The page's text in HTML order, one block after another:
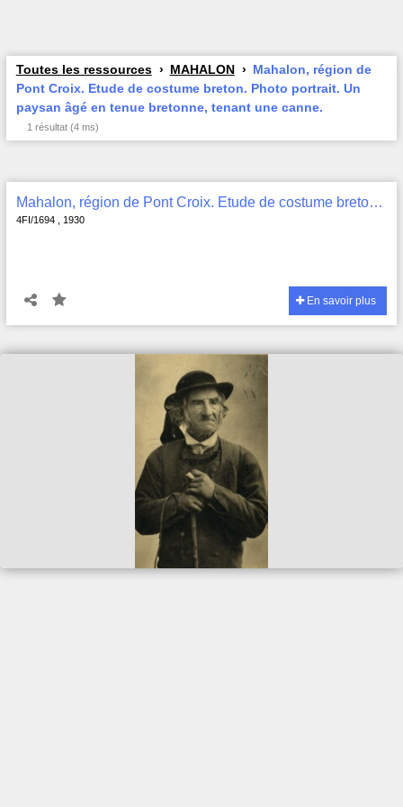
Toutes les ressources MAHALON
Mahalon, région de
Pont Croix. Etude de costume breton. Photo portrait. Un
paysan âgé en tenue bretonne, tenant une canne.
1 résultat (4 ms)
Mahalon, région de Pont Croix. Etude de costume breton. Photo portrait. Un paysan âgé en tenue bretonne, tenant une canne. , 4FI/1694
4FI/1694 , 1930
En savoir plus